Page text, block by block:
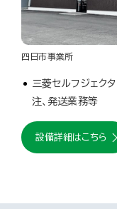
四日市事業所
三菱セルフジェク
注、発送業務等
設備詳細はこちら